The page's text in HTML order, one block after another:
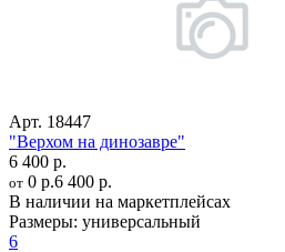
Арт. 18447
"Верхом на динозавре"
6 400 р.
от 0 р.6 400 р.
В наличии на маркетплейсах
Размеры: универсальный
6